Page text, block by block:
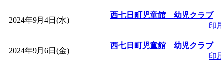
「子育て交流広場「
間：2026/07/13～2026/
2024年9月4日(水)
西七日町児童館 幼児クラブ
印
2024年9月6日(金)
西七日町児童館 幼児クラブ
印